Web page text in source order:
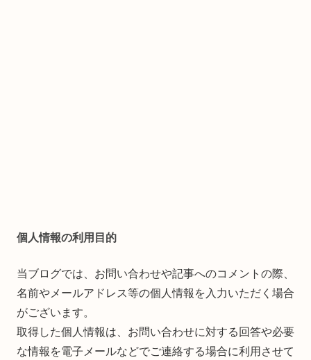
個人情報の利用目的
当ブログでは、お問い合わせや記事へのコメントの際、
名前やメールアドレス等の個人情報を入力いただく場合
がございます。
取得した個人情報は、お問い合わせに対する回答や必要
な情報を電子メールなどでご連絡する場合に利用させて